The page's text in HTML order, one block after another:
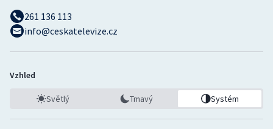
261 136 113
info@ceskatelevize.cz
Vzhled
Světlý Tmavý Systém